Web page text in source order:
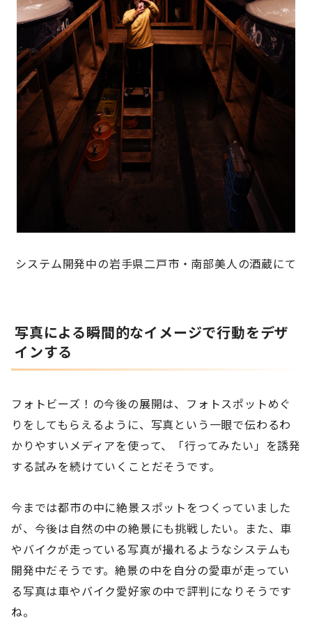
システム開発中の岩手県二戸市・南部美人の酒蔵にて
写真による瞬間的なイメージで行動をデザ
インする
フォトビーズ！の今後の展開は、フォトスポットめぐ
りをしてもらえるように、写真という一眼で伝わるわ
かりやすいメディアを使って、「行ってみたい」を誘発
する試みを続けていくことだそうです。
今までは都市の中に絶景スポットをつくっていました
が、今後は自然の中の絶景にも挑戦したい。また、車
やバイクが走っている写真が撮れるようなシステムも
開発中だそうです。絶景の中を自分の愛車が走ってい
る写真は車やバイク愛好家の中で評判になりそうです
ね。